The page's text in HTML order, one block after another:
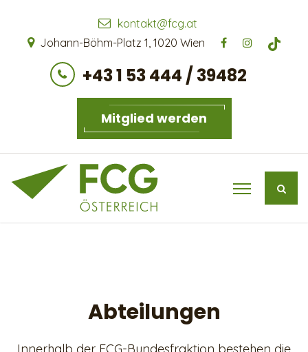
kontakt@fcg.at
Johann-Böhm-Platz 1, 1020 Wien
+43 1 53 444 / 39482
Mitglied werden
Abteilungen